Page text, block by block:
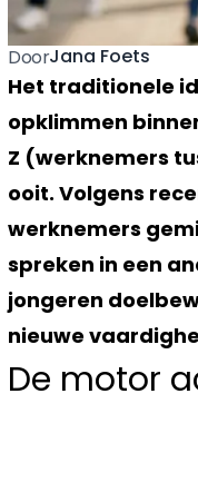
DoorJana Foets
Het traditionele
opklimmen
Z (werknemers
ooit. Volgens
werknemers
spreken in een
jongeren
nieuwe
De motor